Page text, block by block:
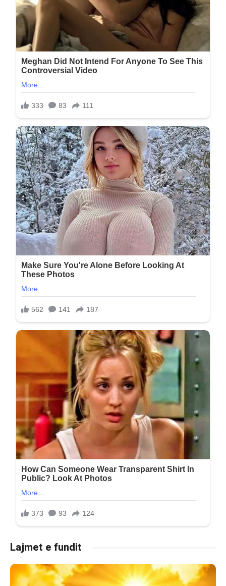
Lajmet e fundit